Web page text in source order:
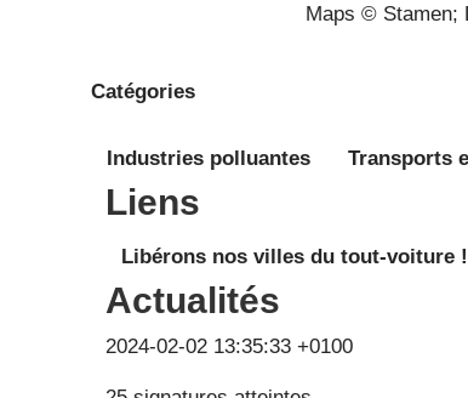
Maps © Stamen;
Catégories
Industries polluantes Transports
Liens
Libérons nos villes du tout-voiture !
Actualités
2024-02-02 13:35:33 +0100